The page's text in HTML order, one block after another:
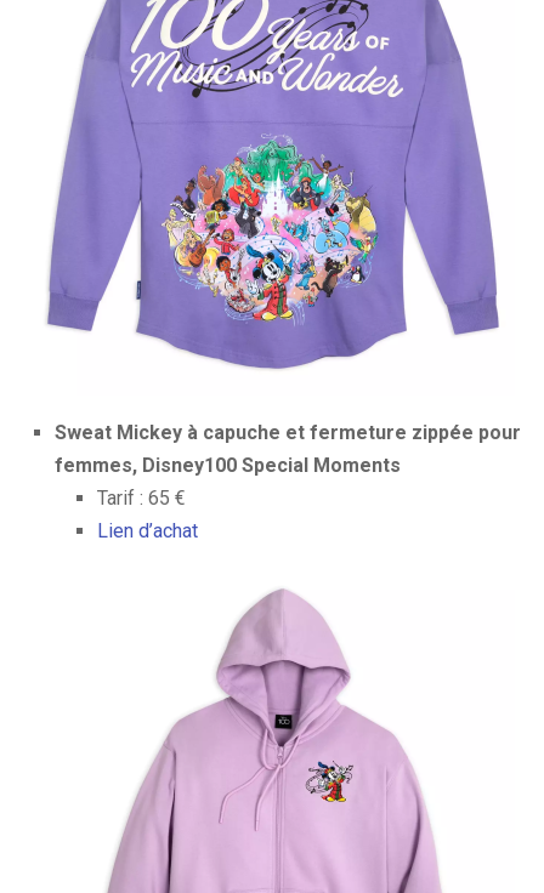
Sweat Mickey à capuche et fermeture zippée pour
femmes, Disney100 Special Moments
Tarif : 65 €
Lien d’achat